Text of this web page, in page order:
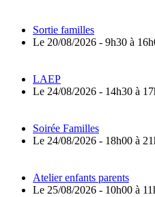
Sortie familles
Le 20/08/2026 - 9h30 à
LAEP
Le 24/08/2026 - 14h30 à
Soirée Familles
Le 24/08/2026 - 18h00 à
Atelier enfants parents
Le 25/08/2026 - 10h00 à